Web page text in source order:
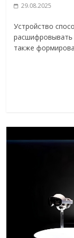
29.08.2025
Устройство
расшифровывать
также